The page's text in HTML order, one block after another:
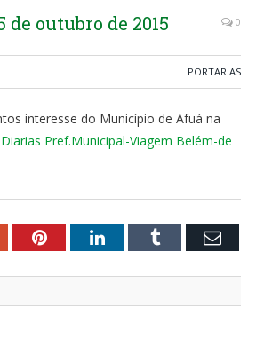
de outubro de 2015 0
PORTARIAS
interesse do Município de Afuá na
Pref.Municipal-Viagem Belém-de
PinterestLinkedInTumblr Email